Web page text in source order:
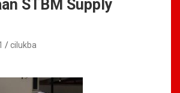
STBM Supply
cilukba